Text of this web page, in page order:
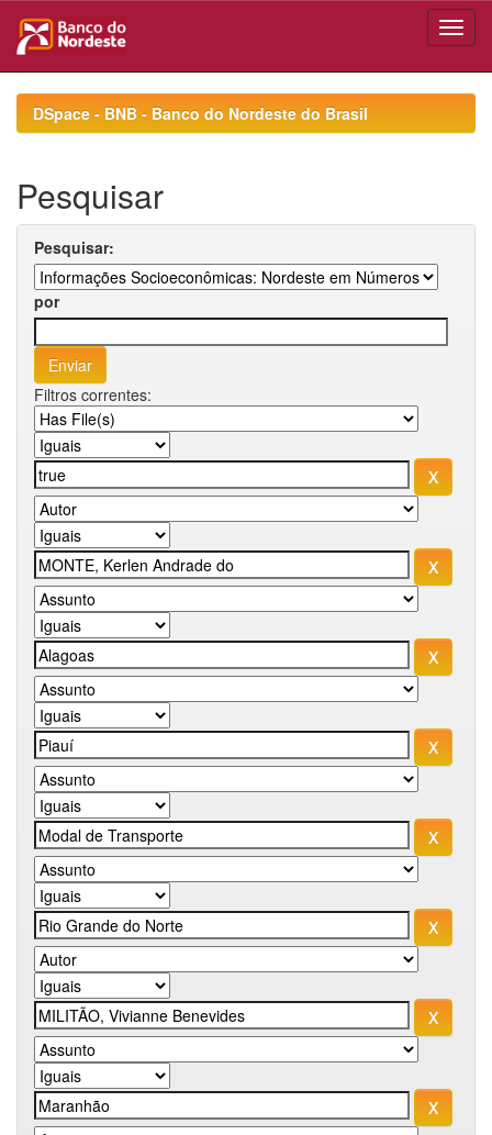
navigationDSpace - BNB - Banco do Nordeste do Brasil
Pesquisar
Pesquisar:
por
Filtros correntes: